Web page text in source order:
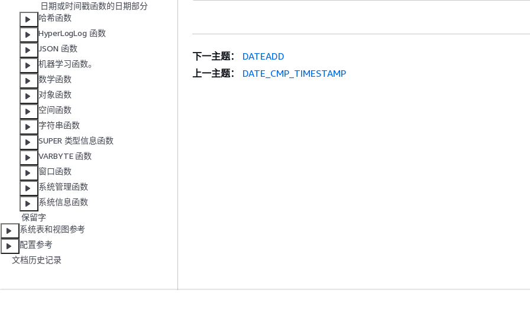
日期或时间戳函数的日期部分
哈希函数
HyperLogLog 函数
JSON 函数
机器学习函数。
数学函数
对象函数
空间函数
字符串函数
SUPER 类型信息函数
VARBYTE 函数
窗口函数
系统管理函数
系统信息函数
保留字
系统表和视图参考
配置参考
文档历史记录
下一主题：
DATEADD
上一主题：
DATE_CMP_TIMESTAMP